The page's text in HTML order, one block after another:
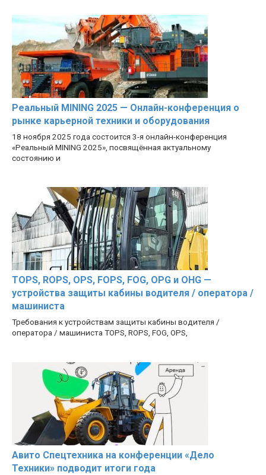
Реальный MINING 2025 — Онлайн-конференция о
рынке карьерной техники и оборудования
18 ноября 2025 года состоится 3-я онлайн-конференция
«Реальный MINING 2025», посвящённая актуальному
состоянию и
TOPS, ROPS, OPS, FOPS, FOG, OPG и OHG —
устройства защиты кабины водителя / оператора /
машиниста
Требования к устройствам защиты кабины водителя /
оператора / машиниста TOPS, ROPS, FOG, OPS,
Авито Спецтехника на конференции «Дело
Техники» подводит итоги года